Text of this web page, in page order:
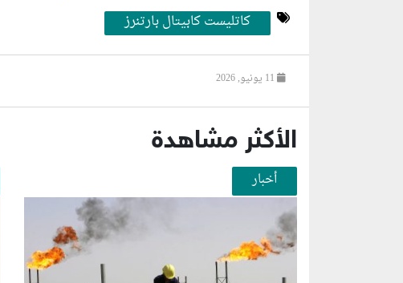
كاتليست كابيتال بارتنرز
الأكثر مشاهدة
أخبار